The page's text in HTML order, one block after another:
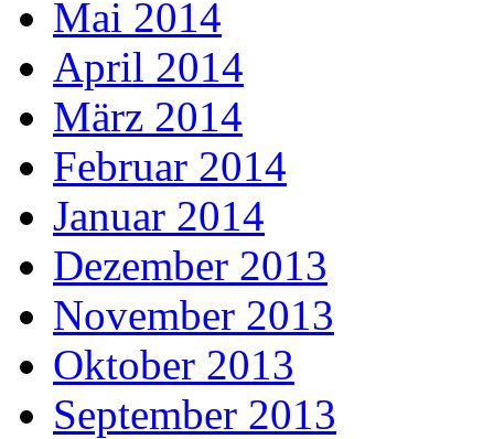
Mai 2014
April 2014
März 2014
Februar 2014
Januar 2014
Dezember 2013
November 2013
Oktober 2013
September 2013